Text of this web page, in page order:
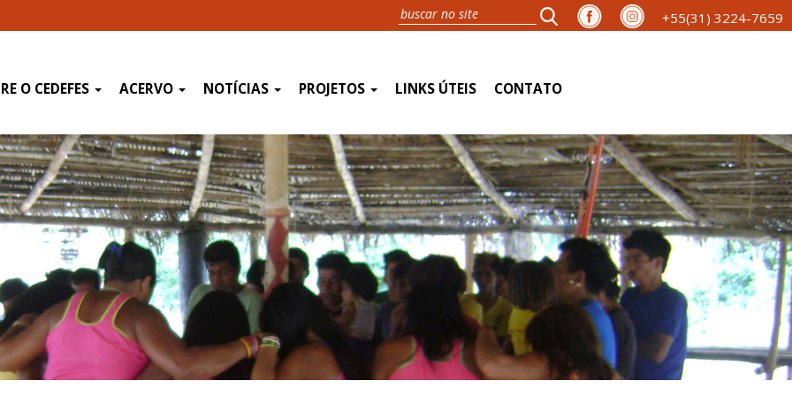
+55(31) 3224-7659
O CEDEFES ACERVO NOTÍCIAS PROJETOS LINKS ÚTEIS CONTATO